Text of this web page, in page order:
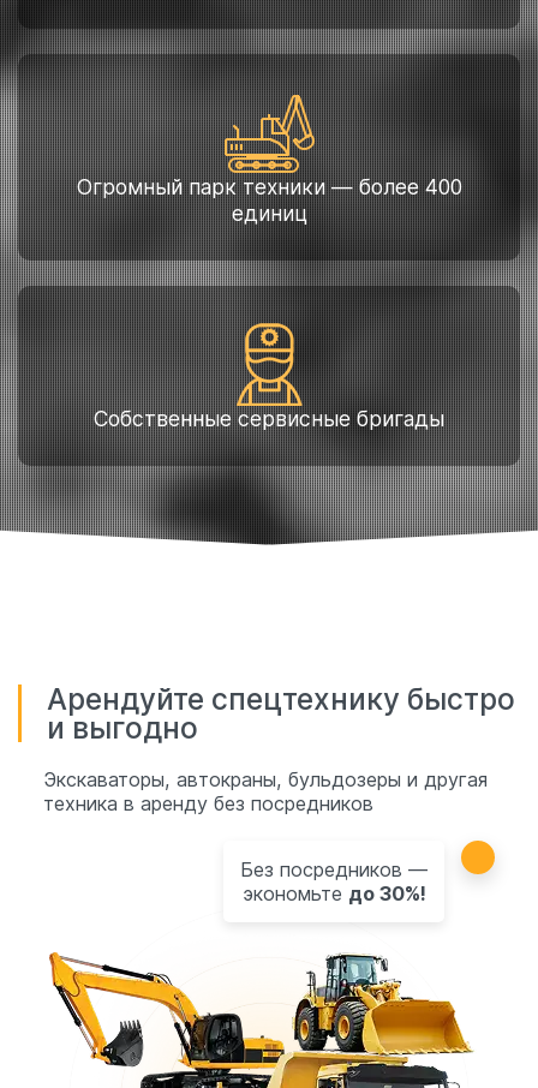
Огромный парк техники — более 400
единиц
Собственные сервисные бригады
Арендуйте спецтехнику быстро
и выгодно
Экскаваторы, автокраны, бульдозеры и другая
техника в аренду без посредников
Без посредников —
экономьте до 30%!